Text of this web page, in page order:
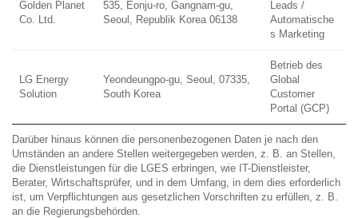
Golden Planet
Co. Ltd.
535, Eonju-ro, Gangnam-gu,
Seoul, Republik Korea 06138
Leads /
Automatische
s Marketing
LG Energy
Solution
Yeondeungpo-gu, Seoul, 07335,
South Korea
Betrieb des
Global
Customer
Portal (GCP)
Darüber hinaus können die personenbezogenen Daten je nach den
Umständen an andere Stellen weitergegeben werden, z. B. an Stellen,
die Dienstleistungen für die LGES erbringen, wie IT-Dienstleister,
Berater, Wirtschaftsprüfer, und in dem Umfang, in dem dies erforderlich
ist, um Verpflichtungen aus gesetzlichen Vorschriften zu erfüllen, z. B.
an die Regierungsbehörden.